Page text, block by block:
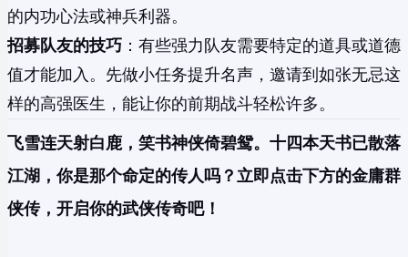
的内功心法或神兵利器。
招募队友的技巧 ：有些强力队友需要特定的道具或道德
值才能加入。先做小任务提升名声，邀请到如张无忌这
样的高强医生，能让你的前期战斗轻松许多。
飞雪连天射白鹿，笑书神侠倚碧鸳。十四本天书已散落
江湖，你是那个命定的传人吗？立即点击下方的金庸群
侠传，开启你的武侠传奇吧！